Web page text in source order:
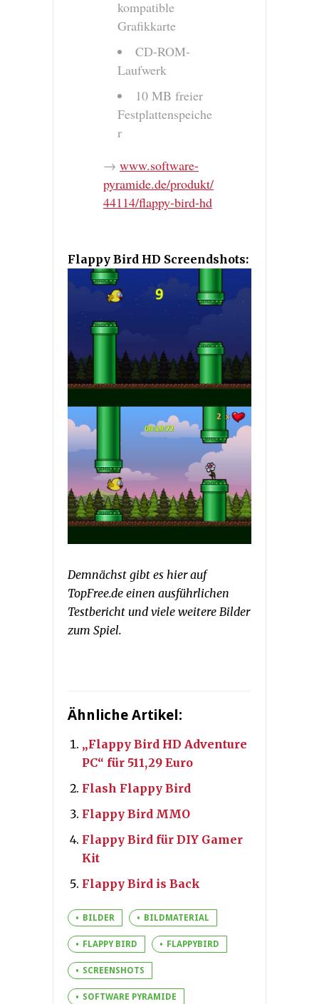
kompatible
Grafikkarte
CD-ROM-
Laufwerk
10 MB freier
Festplattenspeiche
r
→ www.software-
pyramide.de/produkt/
44114/flappy-bird-hd
Flappy Bird HD Screendshots:
Demnächst gibt es hier auf
TopFree.de einen ausführlichen
Testbericht und viele weitere Bilder
zum Spiel.
Ähnliche Artikel:
„Flappy Bird HD Adventure
PC“ für 511,29 Euro
Flash Flappy Bird
Flappy Bird MMO
Flappy Bird für DIY Gamer
Kit
Flappy Bird is Back
BILDER BILDMATERIAL
FLAPPY BIRD FLAPPYBIRD
SCREENSHOTS
SOFTWARE PYRAMIDE